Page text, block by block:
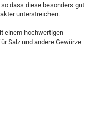
dass diese besonders gut
unterstreichen.
einem hochwertigen
Salz und andere Gewürze